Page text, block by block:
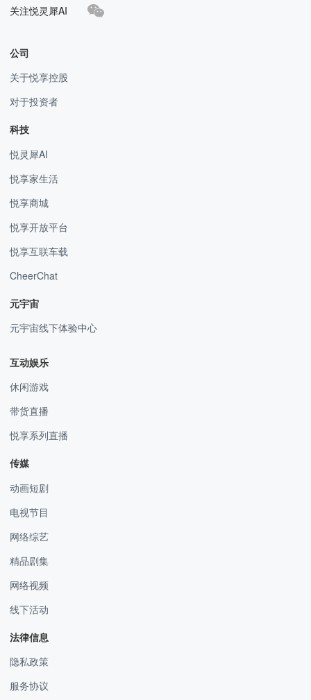
关注悦灵犀AI
公司
关于悦享控股
对于投资者
科技
悦灵犀AI
悦享家生活
悦享商城
悦享开放平台
悦享互联车载
CheerChat
元宇宙
元宇宙线下体验中心
互动娱乐
休闲游戏
带货直播
悦享系列直播
传媒
动画短剧
电视节目
网络综艺
精品剧集
网络视频
线下活动
法律信息
隐私政策
服务协议